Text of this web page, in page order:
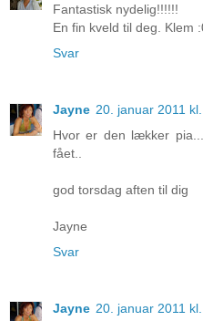
Fantastisk nydelig!!!!!!
En fin kveld til deg. Klem
Svar
Jayne 20. januar 2011
Hvor er den lækker
fået..
god torsdag aften til dig
Jayne
Svar
Jayne 20. januar 2011